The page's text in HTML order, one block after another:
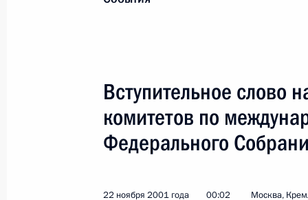
Послания Федеральному Собранию
Заявления по важнейшим вопросам
Совещания, заседания, рабочие встречи
Вступительное слово
комитетов по
Федерального
22 ноября 2001 года 00:02 Москва,